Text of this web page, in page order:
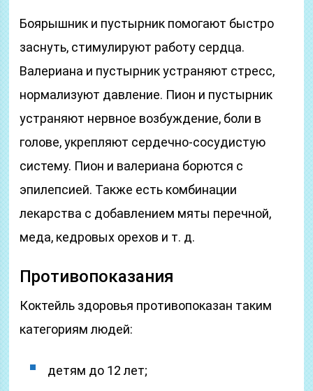
Боярышник и пустырник помогают быстро
заснуть, стимулируют работу сердца.
Валериана и пустырник устраняют стресс,
нормализуют давление. Пион и пустырник
устраняют нервное возбуждение, боли в
голове, укрепляют сердечно-сосудистую
систему. Пион и валериана борются с
эпилепсией. Также есть комбинации
лекарства с добавлением мяты перечной,
меда, кедровых орехов и т. д.
Противопоказания
Коктейль здоровья противопоказан таким
категориям людей:
детям до 12 лет;